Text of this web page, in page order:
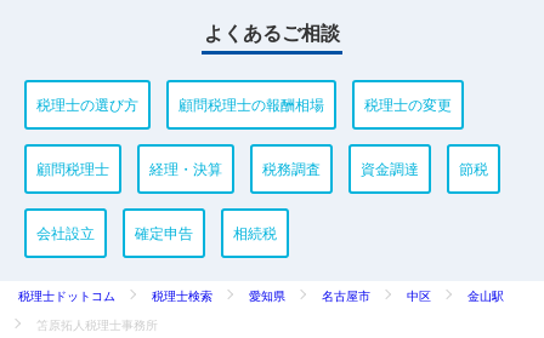
よくあるご相談
税理士の選び方 顧問税理士の報酬相場 税理士の変更
顧問税理士 経理・決算 税務調査 資金調達 節税
会社設立 確定申告 相続税
税理士ドットコム 税理士検索 愛知県 名古屋市 中区
金山駅
笘原拓人税理士事務所